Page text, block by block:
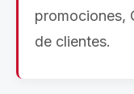
promociones,
de clientes.